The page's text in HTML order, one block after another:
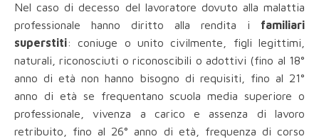
Nel caso di decesso del lavoratore dovuto alla malattia
professionale hanno diritto alla rendita i familiari
superstiti: coniuge o unito civilmente, figli legittimi,
naturali, riconosciuti o riconoscibili o adottivi (fino al 18°
anno di età non hanno bisogno di requisiti, fino al 21°
anno di età se frequentano scuola media superiore o
professionale, vivenza a carico e assenza di lavoro
retribuito, fino al 26° anno di età, frequenza di corso